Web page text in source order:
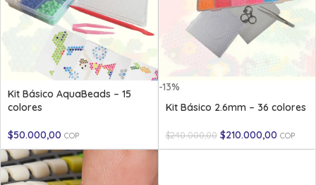
Kit Básico AquaBeads – 15
colores
$50.000,00 COP
-13%
Kit Básico 2.6mm – 36 colores
$240.000,00 $210.000,00 COP